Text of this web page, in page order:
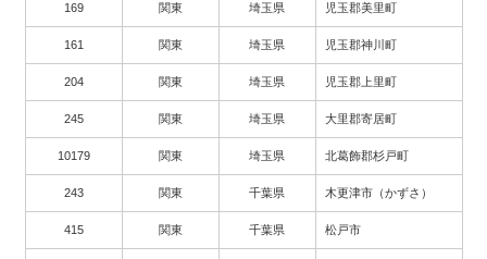
169 関東 埼玉県 児玉郡美里町
161 関東 埼玉県 児玉郡神川町
204 関東 埼玉県 児玉郡上里町
245 関東 埼玉県 大里郡寄居町
10179 関東 埼玉県 北葛飾郡杉戸町
243 関東 千葉県 木更津市（かずさ）
415 関東 千葉県 松戸市